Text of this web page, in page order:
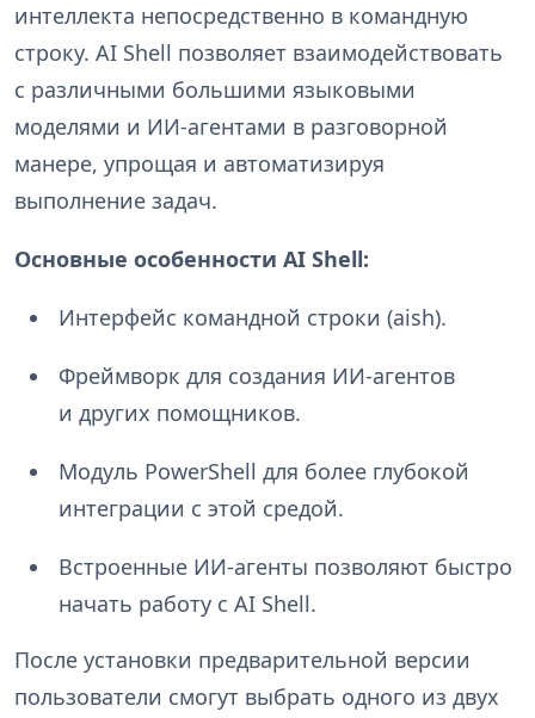
интеллекта непосредственно в командную
строку. AI Shell позволяет взаимодействовать
с различными большими языковыми
моделями и ИИ-агентами в разговорной
манере, упрощая и автоматизируя
выполнение задач.
Основные особенности AI Shell:
Интерфейс командной строки (aish).
Фреймворк для создания ИИ-агентов
и других помощников.
Модуль PowerShell для более глубокой
интеграции с этой средой.
Встроенные ИИ-агенты позволяют быстро
начать работу с AI Shell.
После установки предварительной версии
пользователи смогут выбрать одного из двух